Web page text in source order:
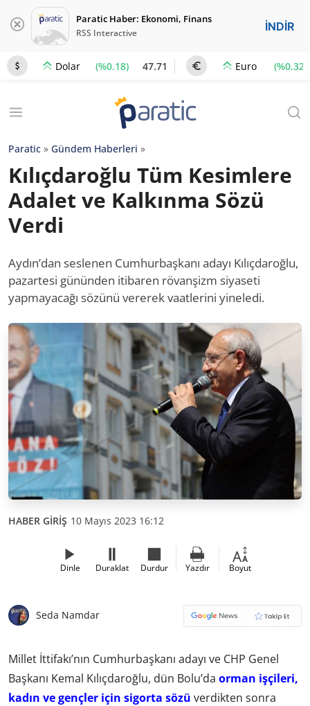
Paratic Haber: Ekonomi, Finans
RSS Interactive İNDİR
Dolar (%0.18) 47.71 Euro (%0.32)
Paratic » Gündem Haberleri »
Kılıçdaroğlu Tüm Kesimlere
Adalet ve Kalkınma Sözü
Verdi
Aydın’dan seslenen Cumhurbaşkanı adayı Kılıçdaroğlu,
pazartesi gününden itibaren rövanşizm siyaseti
yapmayacağı sözünü vererek vaatlerini yineledi.
HABER GİRİŞ 10 Mayıs 2023 16:12
Dinle Duraklat Durdur Yazdır Boyut
Seda Namdar
Millet İttifakı’nın Cumhurbaşkanı adayı ve CHP Genel
Başkanı Kemal Kılıçdaroğlu, dün Bolu’da orman işçileri,
kadın ve gençler için sigorta sözü verdikten sonra